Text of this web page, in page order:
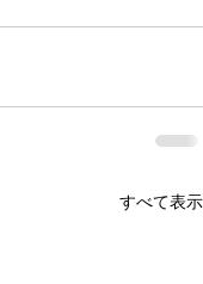
すべて表示